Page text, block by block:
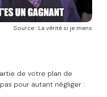
Source : La vérité si je mens
de votre plan de
pour autant négliger :